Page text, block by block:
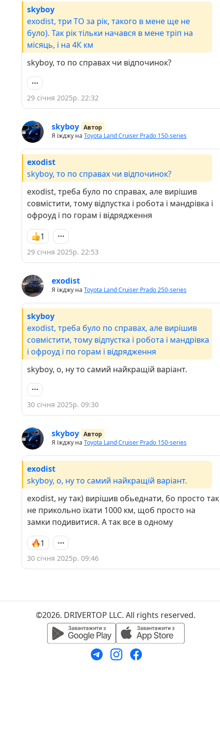
skyboy
exodist, три ТО за рік, такого в мене ще не
було). Так рік тільки начався в мене тріп на
місяць, і на 4К км
skyboy, то по справах чи відпочинок?
29 січня 2025р. 22:32
skyboy Автор
Я їжджу на Toyota Land Cruiser Prado 150-series
exodist
skyboy, то по справах чи відпочинок?
exodist, треба було по справах, але вирішив
совмістити, тому відпустка і робота і мандрівка і
офроуд і по горам і відрядження
1
29 січня 2025р. 22:53
exodist
Я їжджу на Toyota Land Cruiser Prado 250-series
skyboy
exodist, треба було по справах, але вирішив
совмістити, тому відпустка і робота і мандрівка
і офроуд і по горам і відрядження
skyboy, о, ну то самий найкращій варіант.
30 січня 2025р. 09:30
skyboy Автор
Я їжджу на Toyota Land Cruiser Prado 150-series
exodist
skyboy, о, ну то самий найкращій варіант.
exodist, ну так) вирішив обьеднати, бо просто так
не прикольно їхати 1000 км, щоб просто на
замки подивитися. А так все в одному
1
30 січня 2025р. 09:46
©2026. DRIVERTOP LLC. All rights reserved.